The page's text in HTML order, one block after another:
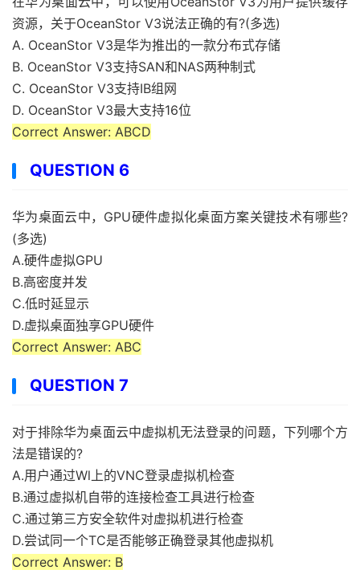
资源，关于OceanStor V3说法正确的有?(多选)
A. OceanStor V3是华为推出的一款分布式存储
B. OceanStor V3支持SAN和NAS两种制式
C. OceanStor V3支持IB组网
D. OceanStor V3最大支持16位
Correct Answer: ABCD
QUESTION 6
华为桌面云中，GPU硬件虚拟化桌面方案关键技术有哪些?
(多选)
A.硬件虚拟GPU
B.高密度并发
C.低时延显示
D.虚拟桌面独享GPU硬件
Correct Answer: ABC
QUESTION 7
对于排除华为桌面云中虚拟机无法登录的问题，下列哪个方
法是错误的?
A.用户通过Wl上的VNC登录虚拟机检查
B.通过虚拟机自带的连接检查工具进行检查
C.通过第三方安全软件对虚拟机进行检查
D.尝试同一个TC是否能够正确登录其他虚拟机
Correct Answer: B